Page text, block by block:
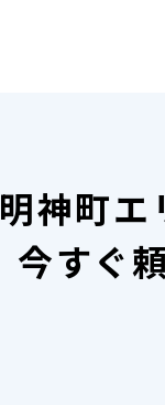
明神町エ
今すぐ